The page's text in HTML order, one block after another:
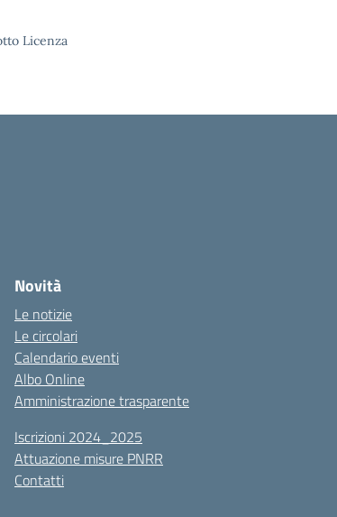
Licenza
Novità
Le notizie
Le circolari
Calendario eventi
Albo Online
Amministrazione trasparente
Iscrizioni 2024_2025
Attuazione misure PNRR
Contatti